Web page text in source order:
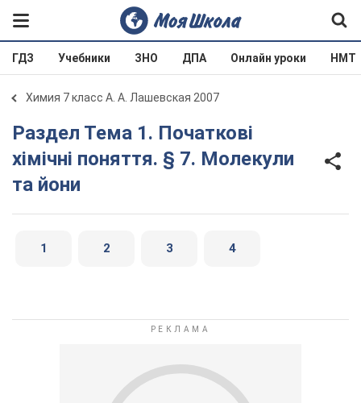
ГДЗ Учебники ЗНО ДПА Онлайн уроки НМТ
Химия 7 класс А. А. Лашевская 2007
Раздел Тема 1. Початкові
хімічні поняття. § 7. Молекули
та йони
1 2 3 4